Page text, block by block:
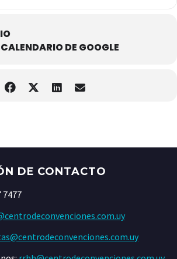
DE GOOGLE
DE CONTACTO
7477